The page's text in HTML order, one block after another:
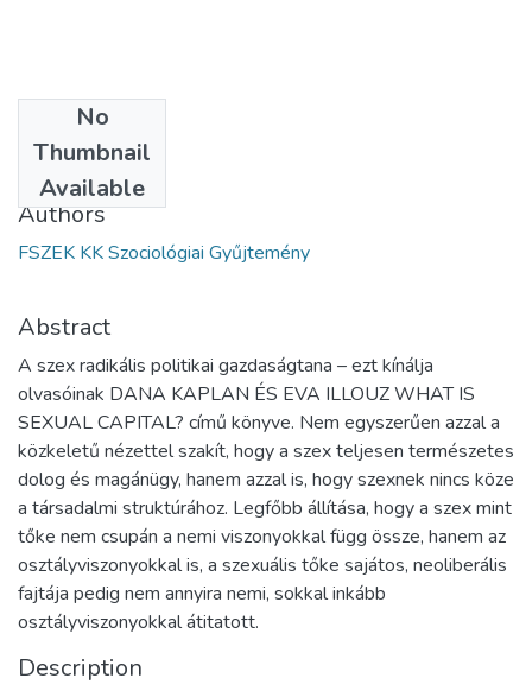
No
Thumbnail
Available
2023
Authors
FSZEK KK Szociológiai Gyűjtemény
Abstract
A szex radikális politikai gazdaságtana – ezt kínálja
olvasóinak DANA KAPLAN ÉS EVA ILLOUZ WHAT IS
SEXUAL CAPITAL? című könyve. Nem egyszerűen azzal a
közkeletű nézettel szakít, hogy a szex teljesen természetes
dolog és magánügy, hanem azzal is, hogy szexnek nincs köze
a társadalmi struktúrához. Legfőbb állítása, hogy a szex mint
tőke nem csupán a nemi viszonyokkal függ össze, hanem az
osztályviszonyokkal is, a szexuális tőke sajátos, neoliberális
fajtája pedig nem annyira nemi, sokkal inkább
osztályviszonyokkal átitatott.
Description